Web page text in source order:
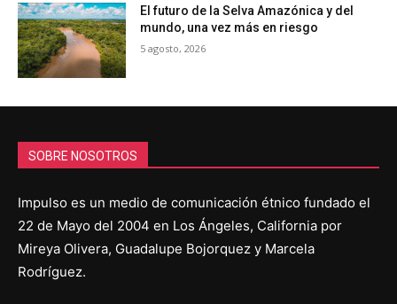
El futuro de la Selva Amazónica y del
mundo, una vez más en riesgo
5 agosto, 2026
SOBRE NOSOTROS
Impulso es un medio de comunicación étnico fundado el
22 de Mayo del 2004 en Los Ángeles, California por
Mireya Olivera, Guadalupe Bojorquez y Marcela
Rodríguez.